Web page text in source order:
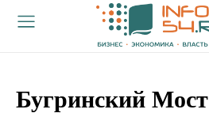
Бугринский Мост